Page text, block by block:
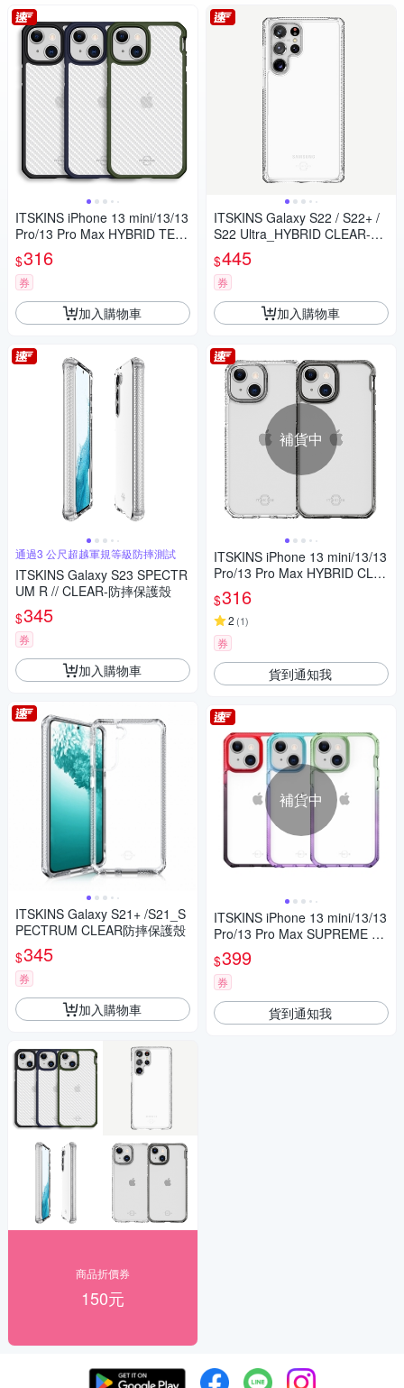
ITSKINS iPhone 13 mini/13/13
Pro/13 Pro Max HYBRID TEK-
防摔保護殼
$316
券
加入購物車
通過3 公尺超越軍規等級防摔測試
ITSKINS Galaxy S23 SPECTR
UM R // CLEAR-防摔保護殼
$345
券
加入購物車
ITSKINS Galaxy S21+ /S21_S
PECTRUM CLEAR防摔保護殼
$345
券
加入購物車
商品折價券
150元
ITSKINS Galaxy S22 / S22+ /
S22 Ultra_HYBRID CLEAR-防
摔保護殼
$445
券
加入購物車
補貨中
ITSKINS iPhone 13 mini/13/13
Pro/13 Pro Max HYBRID CLE
AR-防摔保護殼
$316
2 (1)
券
貨到通知我
補貨中
ITSKINS iPhone 13 mini/13/13
Pro/13 Pro Max SUPREME PR
IME-防摔保護殼
$399
券
貨到通知我